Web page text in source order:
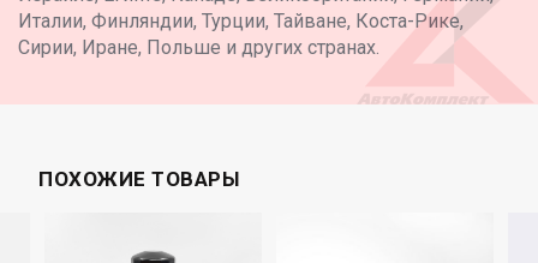
Италии, Финляндии, Турции, Тайване, Коста-Рике,
Сирии, Иране, Польше и других странах.
ПОХОЖИЕ ТОВАРЫ